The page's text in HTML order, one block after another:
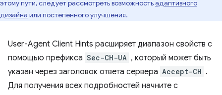
этому пути, следует рассмотреть возможностьадаптивного
дизайна или постепенного улучшения.
User-Agent Client Hints расширяет диапазон свойств с
помощью префикса Sec-CH-UA , который может быть
указан через заголовок ответа сервера Accept-CH .
Для получения всех подробностей начните с